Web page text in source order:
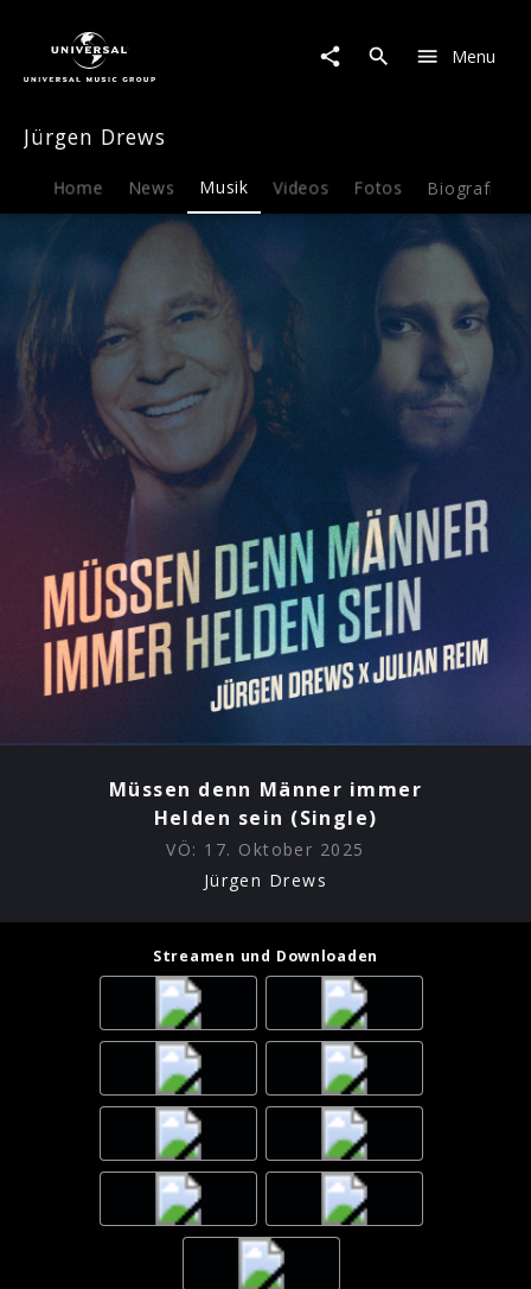
Musik
Müssen
Männer
immer
(Single)
Menu
Jürgen Drews
Home News Musik Videos Fotos Biografie
Müssen denn Männer immer
Helden sein (Single)
VÖ: 17. Oktober 2025
Jürgen Drews
Streamen und Downloaden